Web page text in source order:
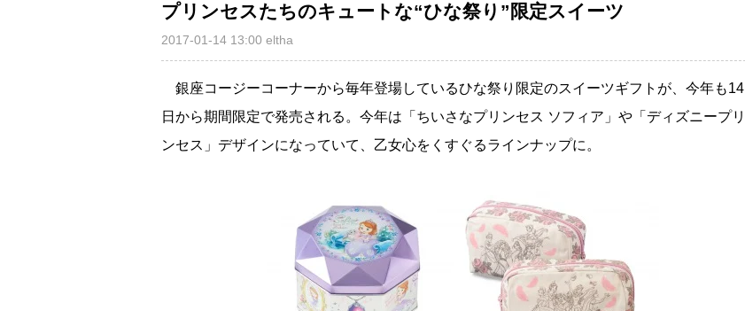
プリンセスたちのキュートな“ひな祭り”限定スイーツ
2017-01-14 13:00 eltha
銀座コージーコーナーから毎年登場しているひな祭り限定のスイーツギフトが、今年も14
日から期間限定で発売される。今年は「ちいさなプリンセス ソフィア」や「ディズニープリ
ンセス」デザインになっていて、乙女心をくすぐるラインナップに。